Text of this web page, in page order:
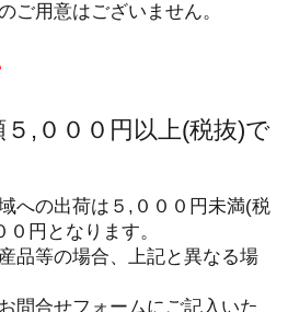
ご用意はございません。
,０００円以上(税抜)で
への出荷は５,０００円未満(税
円となります。
品等の場合、上記と異なる場
問合せフォームにご記入いた